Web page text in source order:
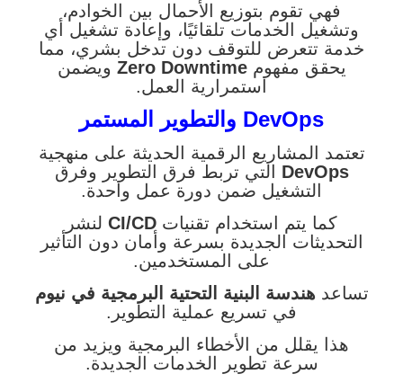
فهي تقوم بتوزيع الأحمال بين الخوادم،
وتشغيل الخدمات تلقائيًا، وإعادة تشغيل أي
خدمة تتعرض للتوقف دون تدخل بشري، مما
يحقق مفهومZero Downtime ويضمن
استمرارية العمل.
DevOps والتطوير المستمر
تعتمد المشاريع الرقمية الحديثة على منهجية
DevOps التي تربط فرق التطوير وفرق
التشغيل ضمن دورة عمل واحدة.
كما يتم استخدام تقنيات CI/CD لنشر
التحديثات الجديدة بسرعة وأمان دون التأثير
على المستخدمين.
تساعدهندسة البنية التحتية البرمجية في نيوم
في تسريع عملية التطوير.
هذا يقلل من الأخطاء البرمجية ويزيد من
سرعة تطوير الخدمات الجديدة.